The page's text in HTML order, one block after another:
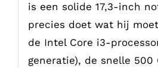
is een solide 17,3-inch
precies doet wat hij
de Intel Core i3-
generatie), de snelle 500